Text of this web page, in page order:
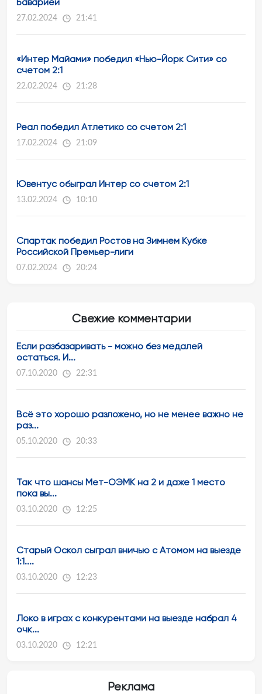
27.02.2024 21:41
«Интер Майами» победил «Нью-Йорк Сити» со
счетом 2:1
22.02.2024 21:28
Реал победил Атлетико со счетом 2:1
17.02.2024 21:09
Ювентус обыграл Интер со счетом 2:1
13.02.2024 10:10
Спартак победил Ростов на Зимнем Кубке
Российской Премьер-лиги
07.02.2024 20:24
Свежие комментарии
Если разбазаривать - можно без медалей
остаться. И...
07.10.2020 22:31
Всё это хорошо разложено, но не менее важно не
раз...
05.10.2020 20:33
Так что шансы Мет-ОЭМК на 2 и даже 1 место
пока вы...
03.10.2020 12:25
Старый Оскол сыграл вничью с Атомом на выезде
1:1....
03.10.2020 12:23
Локо в играх с конкурентами на выезде набрал 4
очк...
03.10.2020 12:21
Реклама